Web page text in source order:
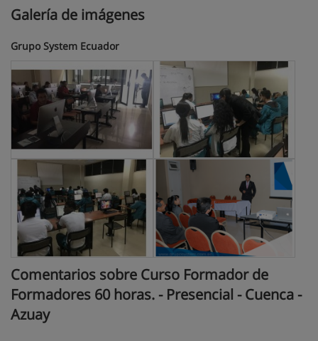
Galería de imágenes
Grupo System Ecuador
Comentarios sobre Curso Formador de
Formadores 60 horas. - Presencial - Cuenca -
Azuay